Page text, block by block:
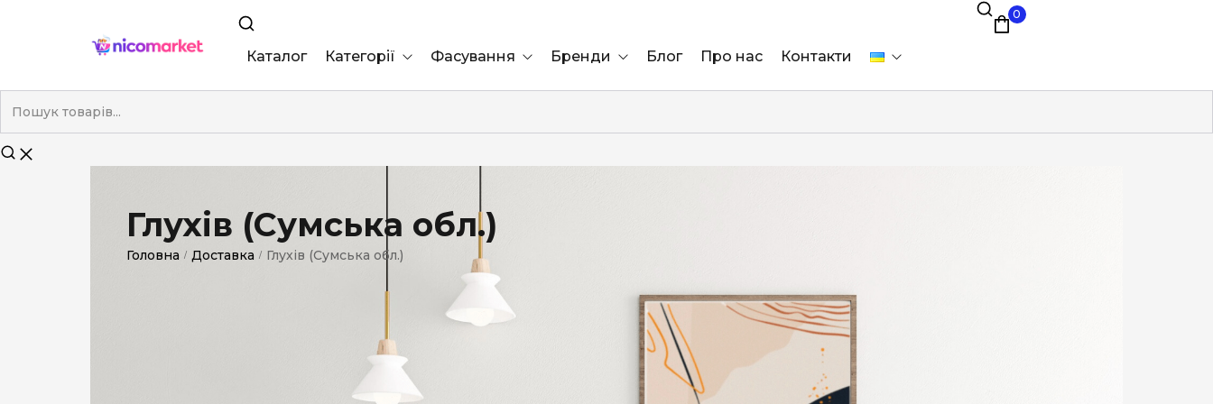
Каталог Категорії
Nano
Без фільтра
Смакові (капсула)
Фасування Бренди Блог Про нас Контакти
0
Глухів (Сумська обл.)
Головна / Доставка / Глухів (Сумська обл.)